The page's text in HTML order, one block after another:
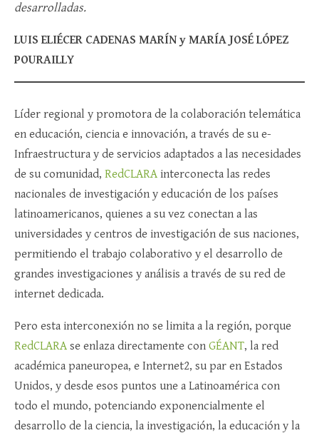
desarrolladas.
LUIS ELIÉCER CADENAS MARÍN y MARÍA JOSÉ LÓPEZ
POURAILLY
Líder regional y promotora de la colaboración telemática
en educación, ciencia e innovación, a través de su e-
Infraestructura y de servicios adaptados a las necesidades
de su comunidad, RedCLARA interconecta las redes
nacionales de investigación y educación de los países
latinoamericanos, quienes a su vez conectan a las
universidades y centros de investigación de sus naciones,
permitiendo el trabajo colaborativo y el desarrollo de
grandes investigaciones y análisis a través de su red de
internet dedicada.
Pero esta interconexión no se limita a la región, porque
RedCLARA se enlaza directamente con GÉANT, la red
académica paneuropea, e Internet2, su par en Estados
Unidos, y desde esos puntos une a Latinoamérica con
todo el mundo, potenciando exponencialmente el
desarrollo de la ciencia, la investigación, la educación y la